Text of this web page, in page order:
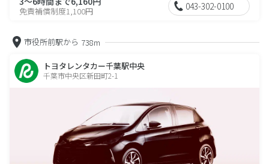
免責補償制度1,100円 043-302-0100
市役所前駅から 738m
トヨタレンタカー千葉駅中央
千葉市中央区新田町2-1